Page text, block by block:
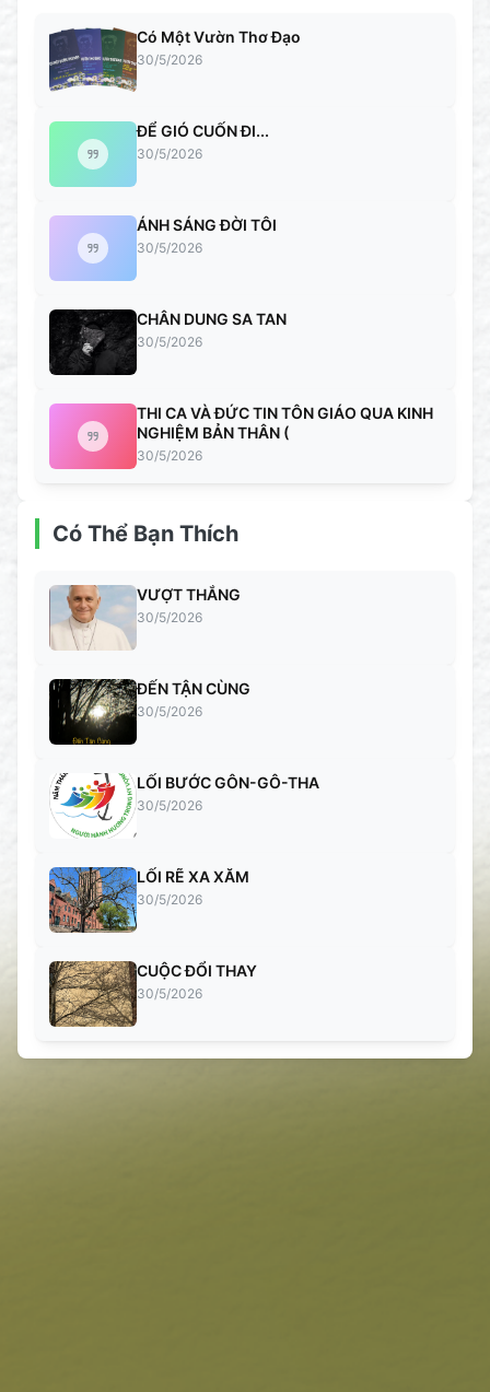
Có Một Vườn Thơ Đạo
30/5/2026
ĐỂ GIÓ CUỐN ĐI...
30/5/2026
ÁNH SÁNG ĐỜI TÔI
30/5/2026
CHÂN DUNG SA TAN
30/5/2026
THI CA VÀ ĐỨC TIN TÔN GIÁO QUA KINH
NGHIỆM BẢN THÂN (
30/5/2026
Có Thể Bạn Thích
VƯỢT THẮNG
30/5/2026
ĐẾN TẬN CÙNG
30/5/2026
LỐI BƯỚC GÔN-GÔ-THA
30/5/2026
LỐI RẼ XA XĂM
30/5/2026
CUỘC ĐỔI THAY
30/5/2026